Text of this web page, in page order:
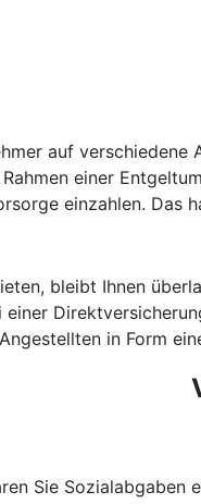
auf
einer
einzahlen. Das
bleibt Ihnen
in Form
Sie Sozialabgaben